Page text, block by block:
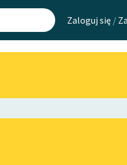
Zaloguj się /
Mapa Wolnych Lektur
Leśmianator